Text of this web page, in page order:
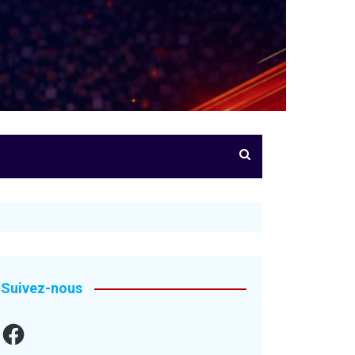
Suivez-nous
Facebook